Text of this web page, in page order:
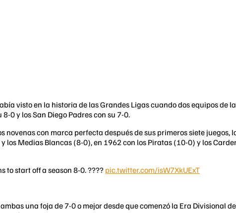
visto en la historia de las Grandes Ligas cuando dos equipos de
0 y los San Diego Padres con su 7-0.
con marca perfecta después de sus primeros siete juegos,
los Medias Blancas (8-0), en 1962 con los Piratas (10-0) y los
start off a season 8-0. ????pic.twitter.com/isW7XkUExT
una foja de 7-0 o mejor desde que comenzó la Era Divisional